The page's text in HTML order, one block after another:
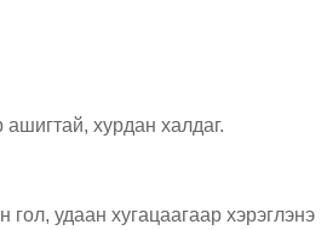
хурдан халдаг.
гол, удаан хугацаагаар хэрэглэнэ